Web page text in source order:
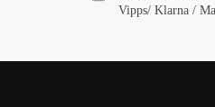
Vipps/ Klarna /